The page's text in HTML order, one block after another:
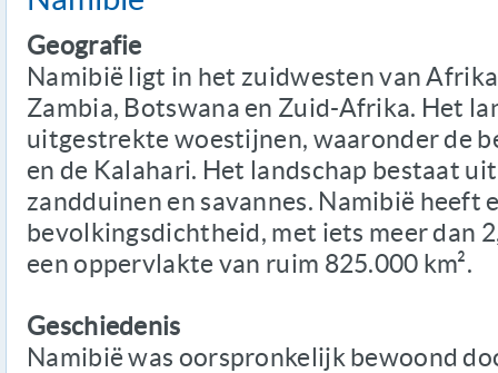
Geografie
Namibië ligt in het zuidwesten van
Zambia, Botswana en Zuid-Afrika. Het
uitgestrekte woestijnen, waaronder de
en de Kalahari. Het landschap bestaat
zandduinen en savannes. Namibië heeft
bevolkingsdichtheid, met iets meer dan
een oppervlakte van ruim 825.000 km².
Geschiedenis
Namibië was oorspronkelijk bewoond